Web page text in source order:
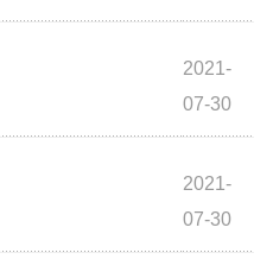
2021-
07-30
2021-
07-30